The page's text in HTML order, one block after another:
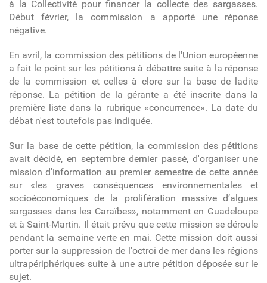
à la Collectivité pour financer la collecte des sargasses.
Début février, la commission a apporté une réponse
négative.
En avril, la commission des pétitions de l'Union européenne
a fait le point sur les pétitions à débattre suite à la réponse
de la commission et celles à clore sur la base de ladite
réponse. La pétition de la gérante a été inscrite dans la
première liste dans la rubrique «concurrence». La date du
débat n'est toutefois pas indiquée.
Sur la base de cette pétition, la commission des pétitions
avait décidé, en septembre dernier passé, d'organiser une
mission d'information au premier semestre de cette année
sur «les graves conséquences environnementales et
socioéconomiques de la prolifération massive d’algues
sargasses dans les Caraïbes», notamment en Guadeloupe
et à Saint-Martin. Il était prévu que cette mission se déroule
pendant la semaine verte en mai. Cette mission doit aussi
porter sur la suppression de l'octroi de mer dans les régions
ultrapériphériques suite à une autre pétition déposée sur le
sujet.